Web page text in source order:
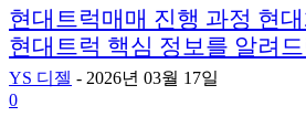
현대트럭매매 진행 과정 현
현대트럭 핵심 정보를 알려
YS 디젤 - 2026년 03월 17일
0